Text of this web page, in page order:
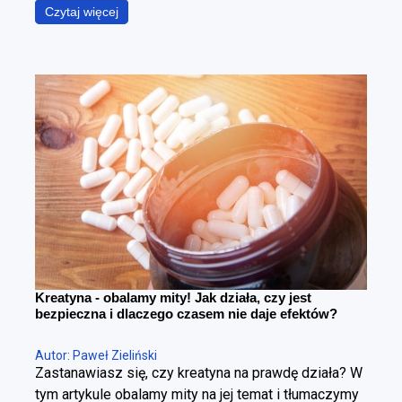
podczas gdy w rzeczywistości chodzi o coś
znacznie bardziej precyzyjnego – zmniejszenie
zachowaniu masy mięśniowej. To fundamentalna
różnica. Można schudnąć i wyglądać gorzej – i
można redukować tkankę tłuszczową, poprawiając
sylwetkę. Cała sztuka polega na tym, żeby zrobić to
w kontrolowany sposób.
Czytaj więcej
Kreatyna - obalamy mity! Jak działa, czy jest
bezpieczna i dlaczego czasem nie daje efektów?
Autor: Paweł Zieliński
Zastanawiasz się, czy kreatyna na prawdę działa? W
tym artykule obalamy mity na jej temat i tłumaczymy